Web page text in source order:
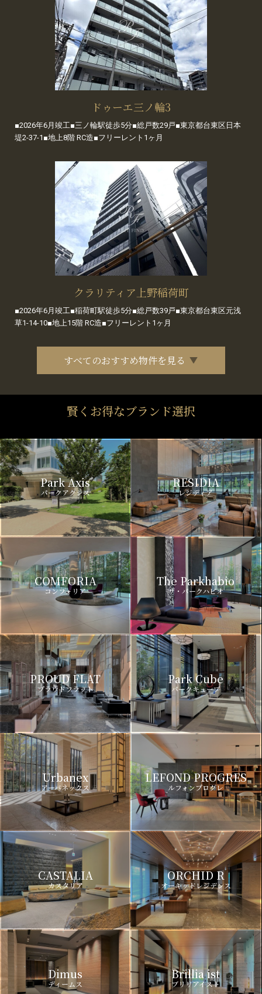
ドゥーエ三ノ輪3
■2026年6月竣工■三ノ輪駅徒歩5分■総戸数29戸■東京都台東区日本
堤2-37-1■地上8階 RC造■フリーレント1ヶ月
クラリティア上野稲荷町
■2026年6月竣工■稲荷町駅徒歩5分■総戸数39戸■東京都台東区元浅
草1-14-10■地上15階 RC造■フリーレント1ヶ月
すべてのおすすめ物件を見る
賢くお得なブランド選択
Park Axis
パークアクシス
RESIDIA
レジディア
COMFORIA
コンフォリア
The Parkhabio
ザ・パークハビオ
PROUD FLAT
プラウドフラット
Park Cube
パークキューブ
Urbanex
アーバネックス
LEFOND PROGRES
ルフォンプログレ
CASTALIA
カスタリア
ORCHID R
オーキッドレジデンス
Dimus
ディームス
Brillia ist
ブリリアイスト